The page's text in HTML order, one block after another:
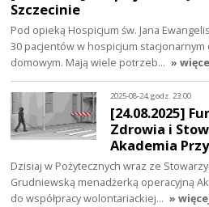
Szczecinie
Pod opieką Hospicjum św. Jana
30 pacjentów w hospicjum
domowym. Mają wiele potrzeb… »
2025-08-24, godz. 23:00
[24.08.2025]
Zdrowia i
Akademia
Dzisiaj w Pożytecznych wraz ze
Grudniewską menadżerką operacyjną
do współpracy wolontariackiej… »